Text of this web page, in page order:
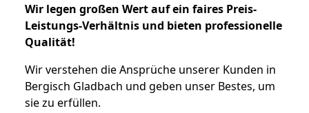
Wir legen großen Wert auf ein faires Preis-
Leistungs-Verhältnis und bieten professionelle
Qualität!
Wir verstehen die Ansprüche unserer Kunden in
Bergisch Gladbach und geben unser Bestes, um
sie zu erfüllen.